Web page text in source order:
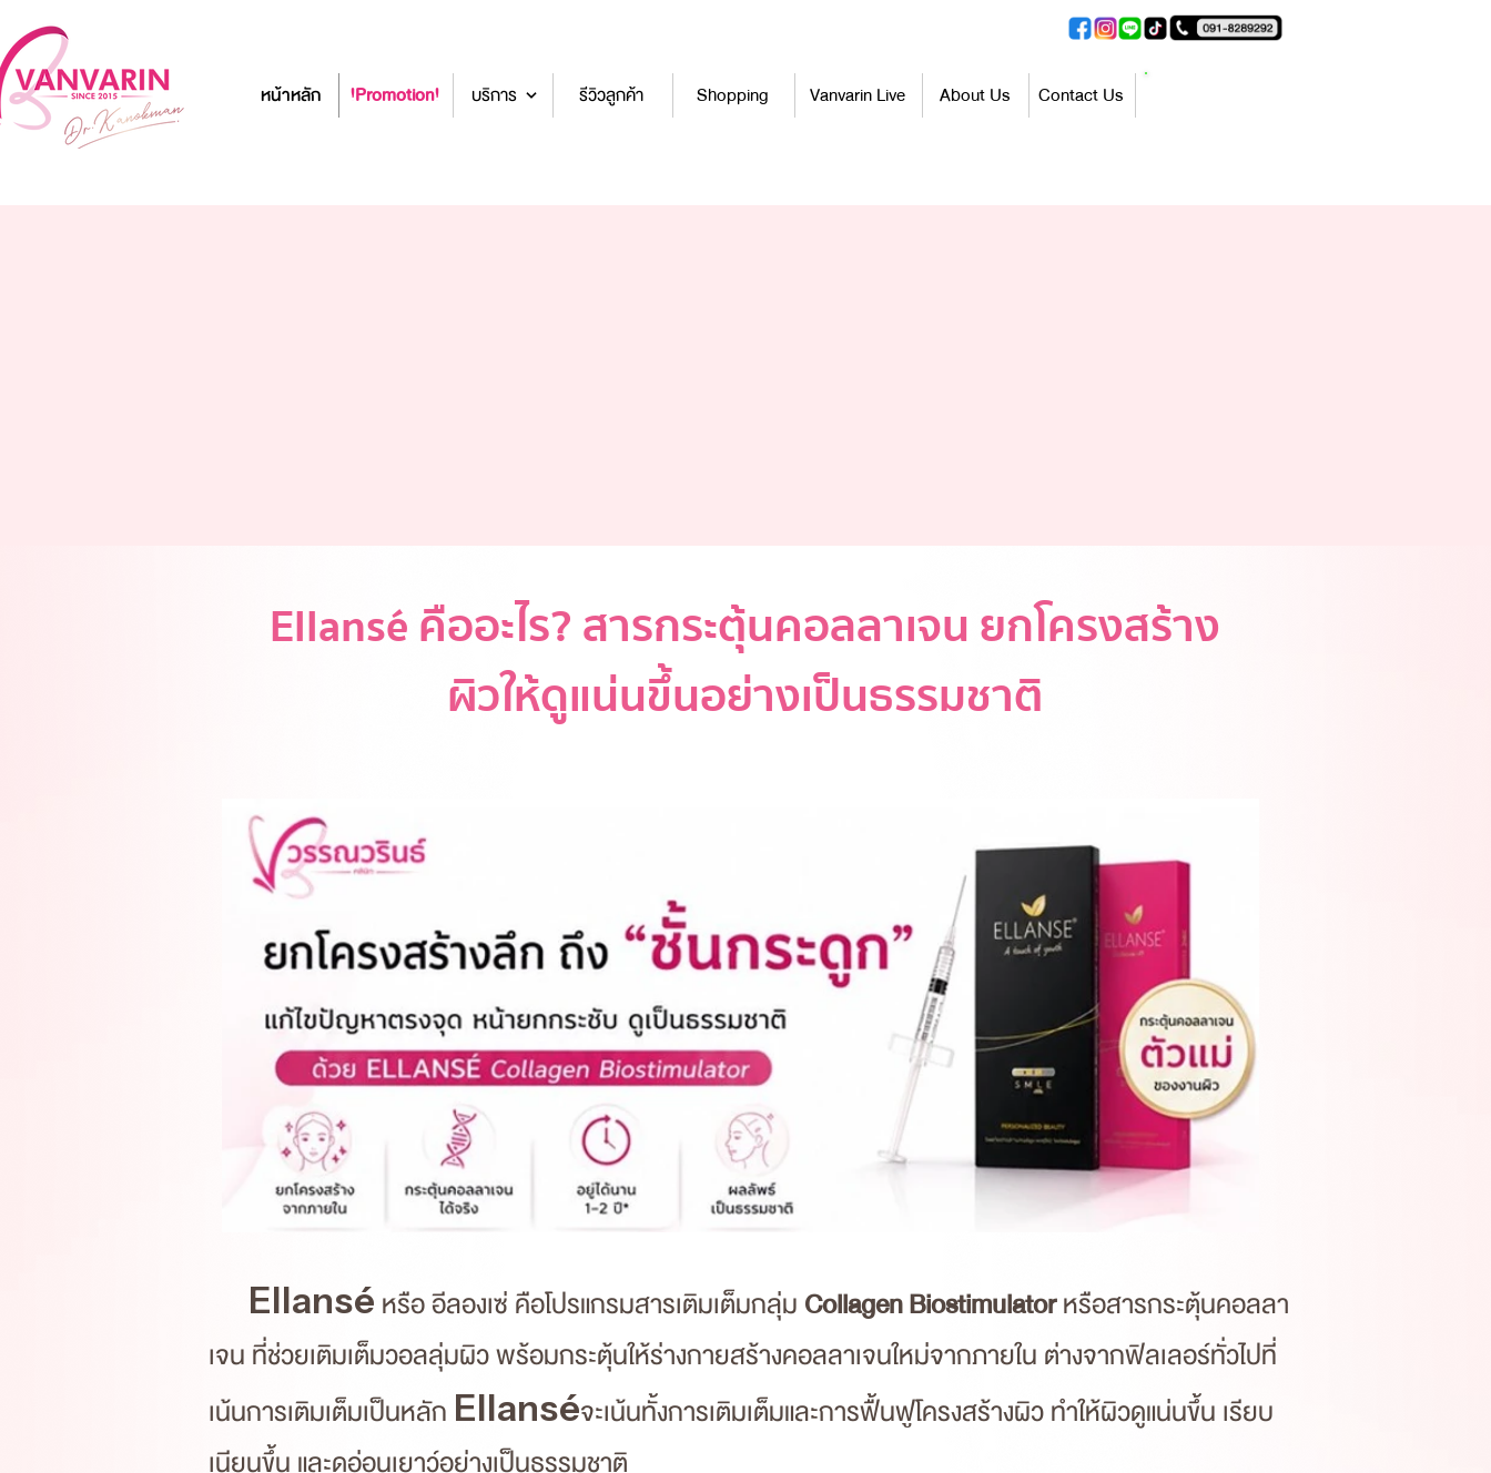
หน้าหลัก !Promotion! บริการ รีวิวลูกค้า Shopping Vanvarin Live About Us Contact Us
Ellansé หรือ อีลองเซ่ คือโปรแกรมสารเติมเต็มกลุ่ม Collagen Biostimulatorหรือสารกระตุ้นคอลลา
เจน ที่ช่วยเติมเต็มวอลลุ่มผิว พร้อมกระตุ้นให้ร่างกายสร้างคอลลาเจนใหม่จากภายใน ต่างจากฟิลเลอร์ทั่วไปที่
เน้นการเติมเต็มเป็นหลัก Ellanséจะเน้นทั้งการเติมเต็มและการฟื้นฟูโครงสร้างผิว ทำให้ผิวดูแน่นขึ้น เรียบ
เนียนขึ้น และดูอ่อนเยาว์อย่างเป็นธรรมชาติ
Ellansé คืออะไร? สารกระตุ้นคอลลาเจน ยกโครงสร้าง
ผิวให้ดูแน่นขึ้นอย่างเป็นธรรมชาติ